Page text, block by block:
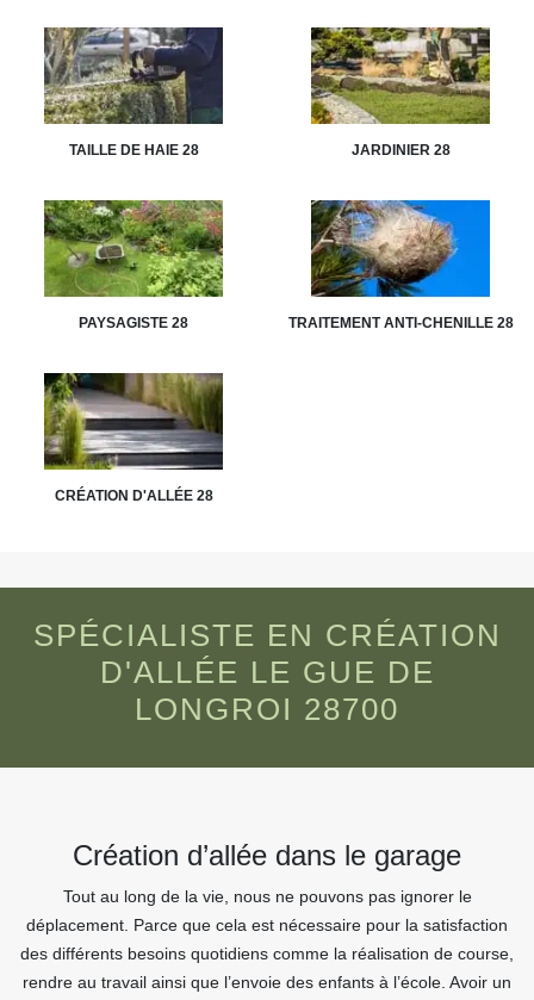
TAILLE DE HAIE 28 JARDINIER 28
PAYSAGISTE 28 TRAITEMENT ANTI-CHENILLE 28
CRÉATION D'ALLÉE 28
SPÉCIALISTE EN CRÉATION
D'ALLÉE LE GUE DE
LONGROI 28700
Création d’allée dans le garage
Tout au long de la vie, nous ne pouvons pas ignorer le
déplacement. Parce que cela est nécessaire pour la satisfaction
des différents besoins quotidiens comme la réalisation de course,
rendre au travail ainsi que l’envoie des enfants à l’école. Avoir un